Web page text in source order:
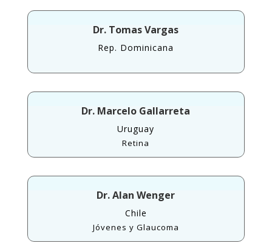
Dr. Tomas Vargas
Rep. Dominicana
Dr. Marcelo Gallarreta
Uruguay
Retina
Dr. Alan Wenger
Chile
Jóvenes y Glaucoma